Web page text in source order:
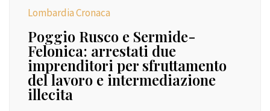
Lombardia Cronaca
Poggio Rusco e Sermide-
Felonica: arrestati due
imprenditori per sfruttamento
del lavoro e intermediazione
illecita